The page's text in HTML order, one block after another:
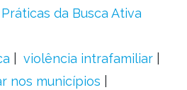
da Busca Ativa
violência intrafamiliar
nos municípios